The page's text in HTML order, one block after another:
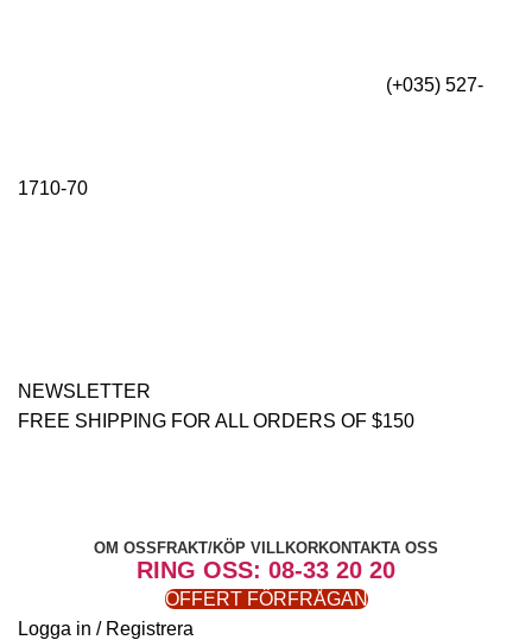
(+035) 527-
1710-70
NEWSLETTER
FREE SHIPPING FOR ALL ORDERS OF $150
OM OSS FRAKT/KÖP VILLKORKONTAKTA OSS
RING OSS: 08-33 20 20
OFFERT FÖRFRÅGAN
Logga in / Registrera